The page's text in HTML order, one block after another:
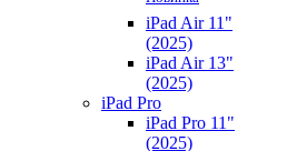
iPad Air 11"
(2025)
iPad Air 13"
(2025)
iPad Pro
iPad Pro 11"
(2025)